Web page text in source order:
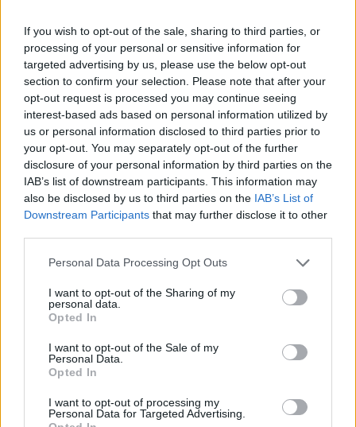
If you wish to opt-out of the sale, sharing to third parties, or
processing of your personal or sensitive information for
targeted advertising by us, please use the below opt-out
section to confirm your selection. Please note that after your
opt-out request is processed you may continue seeing
interest-based ads based on personal information utilized by
us or personal information disclosed to third parties prior to
your opt-out. You may separately opt-out of the further
disclosure of your personal information by third parties on the
IAB’s list of downstream participants. This information may
also be disclosed by us to third parties on the IAB’s List of
Downstream Participants that may further disclose it to other
Personal Data Processing Opt Outs
I want to opt-out of the Sharing of my
personal data.
Opted In
I want to opt-out of the Sale of my
Personal Data.
Opted In
I want to opt-out of processing my
Personal Data for Targeted Advertising.
Ειδικό Χωροταξικό Πλαίσιο για
τον Τουρισμό: Οι αλλαγές που
εισάγει η νέα ΚΥΑ
07/08/26|16:03
Υπεγράφη η σύμβαση για τα
Συστήματα Αεροναυτιλίας του
νέου Διεθνούς Αερολιμένα
Ηρακλείου Κρήτης στο Καστέλλι
07/08/26|15:16
Δημόσιο: Άκυρες από 1η
Οκτωβρίου οι εγκύκλιοι που δεν
των φορέων
Ξεκινούν τα δοκιμαστικά
δρομολόγια της επέκτασης του
Καλαμαριά
07/08/26|13:10